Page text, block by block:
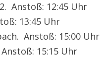
Anstoß: 12:45 Uhr
13:45 Uhr
Anstoß: 15:00 Uhr
15:15 Uhr